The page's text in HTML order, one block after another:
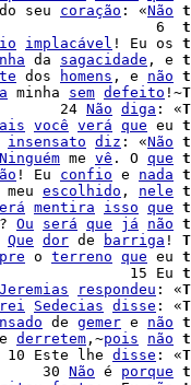
seu coração : «Não
6
implacável ! Eu os
da sagacidade , e
dos homens , e não
minha sem defeito !~
24 Não diga : «
você verá que eu
insensato diz : «Não
Ninguém me vê . O que
! Eu confio e nada
escolhido , nele
mentira isso que
? Ou será que já não
Que dor de barriga !
o terreno que eu
15 Eu
Jeremias respondeu : «
rei Sedecias disse : «
de gemer e não
derretem ,~pois não
Este lhe disse : «
30 Não é porque